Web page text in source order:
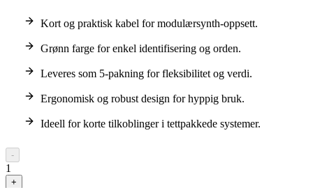
Kort og praktisk kabel for modulærsynth-oppsett.
Grønn farge for enkel identifisering og orden.
Leveres som 5-pakning for fleksibilitet og verdi.
Ergonomisk og robust design for hyppig bruk.
Ideell for korte tilkoblinger i tettpakkede systemer.
-
1
+